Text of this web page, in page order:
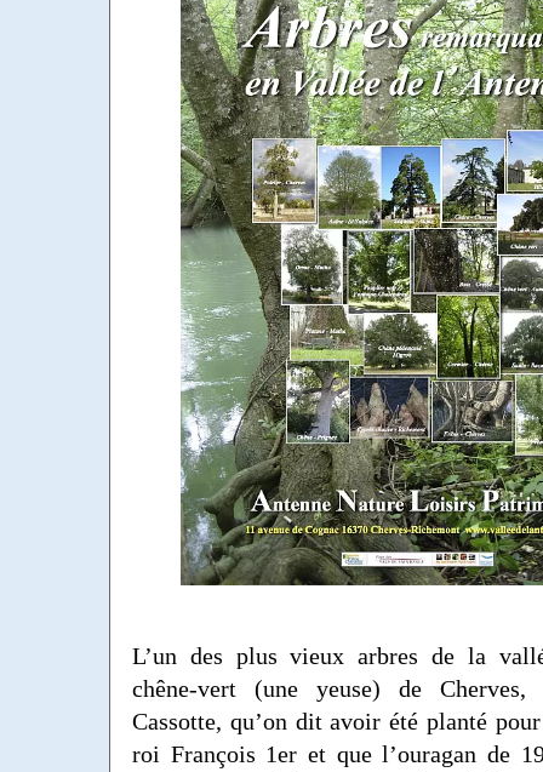
L’un des plus vieux arbres de la
chêne-vert (une yeuse) de
Cassotte, qu’on dit avoir été planté
roi François 1er et que l’ouragan de